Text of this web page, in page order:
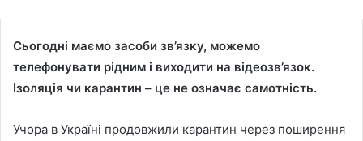
Сьогодні маємо засоби зв’язку, можемо
телефонувати рідним і виходити на відеозв’язок.
Ізоляція чи карантин – це не означає самотність.
Учора в Україні продовжили карантин через поширення